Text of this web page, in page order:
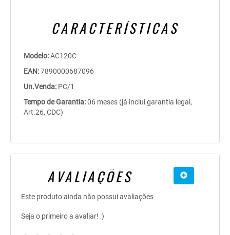
CARACTERÍSTICAS
Modelo:AC120C
EAN:7890000687096
Un.Venda: PC/1
Tempo de Garantia:06 meses (já inclui garantia legal,
Art.26, CDC)
AVALIAÇÕES
Este produto ainda não possui avaliações
Seja o primeiro a avaliar! :)